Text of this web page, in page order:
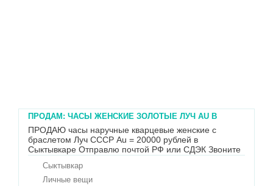
ПРОДАМ: ЧАСЫ ЖЕНСКИЕ ЗОЛОТЫЕ ЛУЧ AU В
ПРОДАЮ часы наручные кварцевые женские с
браслетом Луч СССР Au = 20000 рублей в
Сыктывкаре Отправлю почтой РФ или СДЭК Звоните
Сыктывкар
Личные вещи